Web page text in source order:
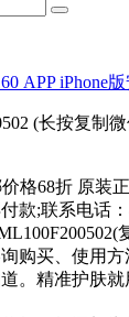
APP iPhone
(长按复制
格68折 原装
款;联系电话：
购买、使用方
。精准护肤